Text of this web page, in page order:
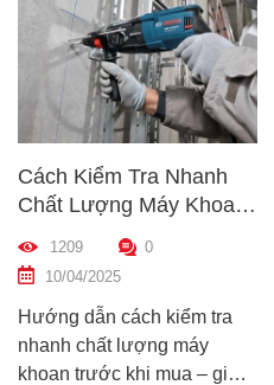
Cách Kiểm Tra Nhanh
Chất Lượng Máy Khoan
Trước Khi Mua – Hướng
Dẫn Chi Tiết Cho Người
Mới
1209
0
10/04/2025
Hướng dẫn cách kiểm tra
nhanh chất lượng máy
khoan trước khi mua – giúp